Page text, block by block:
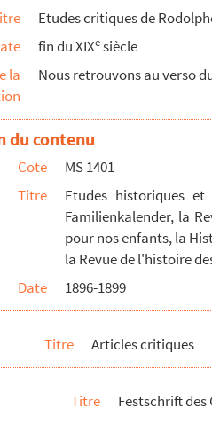
II
Etudes critiques de
fin du XIXesiècle
la
Nous retrouvons au verso
du contenu
Cote
MS 1401
Titre
Etudes historiques et
Familienkalender, la
pour nos enfants, la
la Revue de l'histoire
Date
1896-1899
Titre Articles critiques
Titre Festschrift